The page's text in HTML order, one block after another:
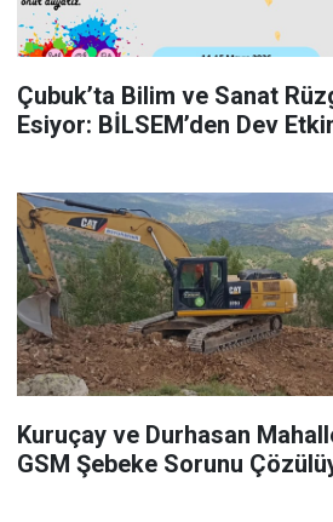
Çubuk’ta Bilim ve Sanat
Esiyor: BİLSEM’den Dev
Kuruçay ve Durhasan
GSM Şebeke Sorunu